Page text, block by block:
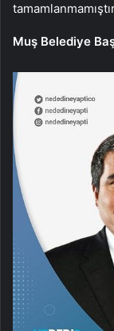
Muş Belediye